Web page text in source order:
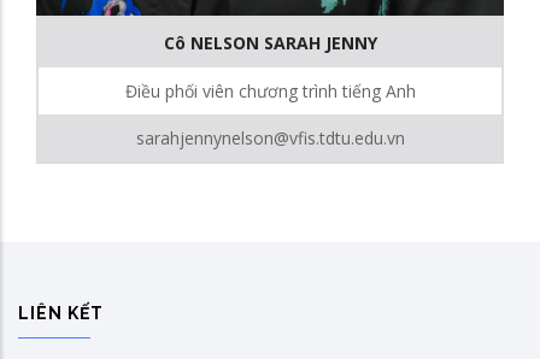
Cô NELSON SARAH JENNY
Điều phối viên chương trình tiếng Anh
sarahjennynelson@vfis.tdtu.edu.vn
LIÊN KẾT